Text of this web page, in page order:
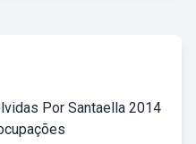
Por Santaella 2014